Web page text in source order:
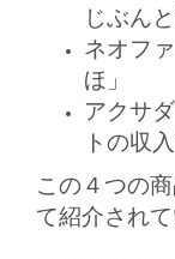
じぶん
ネオフ
ほ」
アクサ
トの収
この４つの
て紹介されて